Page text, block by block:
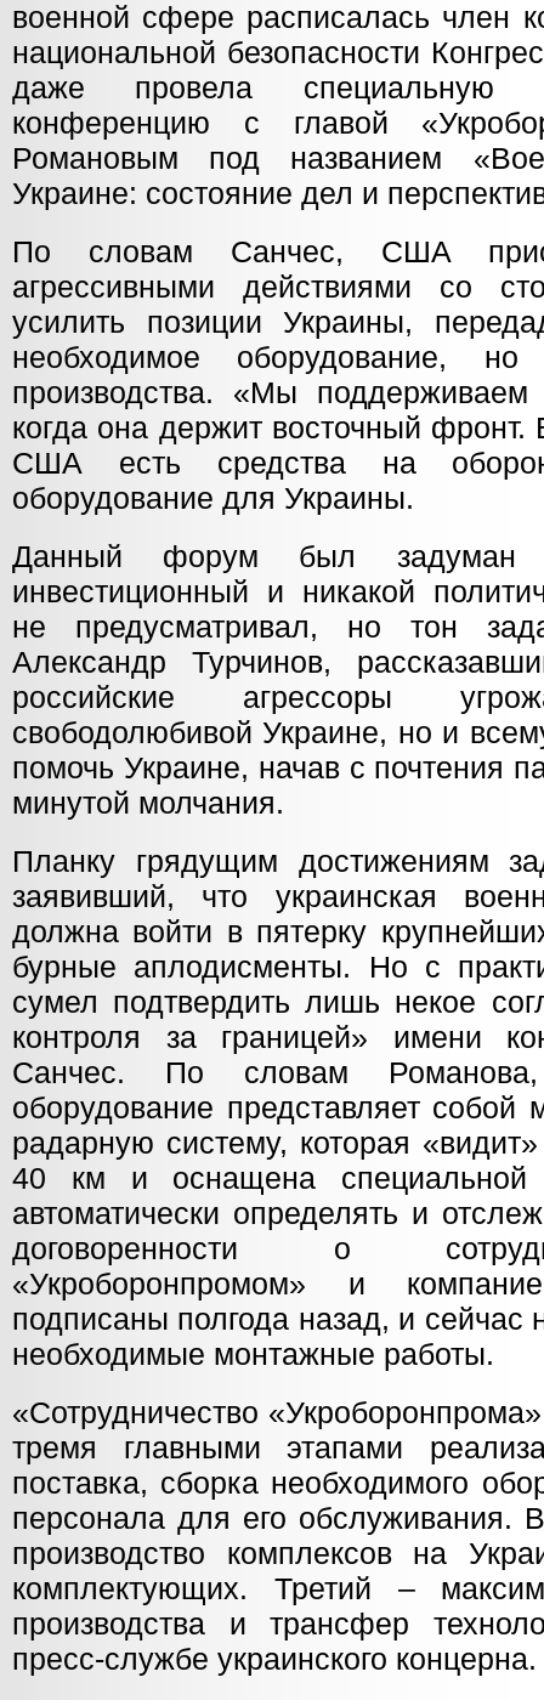
военной сфере расписалась член
национальной безопасности
даже провела специальную
конференцию с главой
Романовым под названием
Украине: состояние дел и
По словам Санчес, США
агрессивными действиями со
усилить позиции Украины,
необходимое оборудование,
производства. «Мы
когда она держит восточный
США есть средства на
оборудование для Украины.
Данный форум был задуман
инвестиционный и никакой
не предусматривал, но тон
Александр Турчинов,
российские агрессоры
свободолюбивой Украине, но и
помочь Украине, начав с почтения
минутой молчания.
Планку грядущим достижениям
заявивший, что украинская
должна войти в пятерку
бурные аплодисменты. Но с
сумел подтвердить лишь некое
контроля за границей» имени
Санчес. По словам Романова,
оборудование представляет собой
радарную систему, которая
40 км и оснащена специальной
автоматически определять и
договоренности о
«Укроборонпромом» и
подписаны полгода назад, и сейчас
необходимые монтажные работы.
«Сотрудничество
тремя главными этапами
поставка, сборка необходимого
персонала для его обслуживания.
производство комплексов на
комплектующих. Третий –
производства и трансфер
пресс-службе украинского концерна.